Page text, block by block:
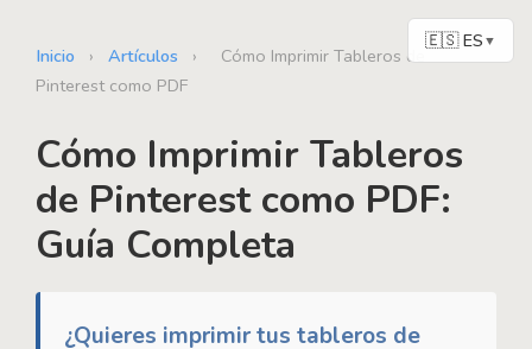
🇪🇸 ES ▼
Inicio › Artículos ›
Cómo Imprimir Tableros de
Pinterest como PDF
Cómo Imprimir Tableros
de Pinterest como PDF:
Guía Completa
¿Quieres imprimir tus tableros de